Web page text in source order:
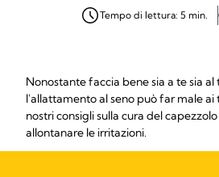
Tempo di lettura: 5 min.
Nonostante faccia bene sia a te sia
l'allattamento al seno può far male ai
nostri consigli sulla cura del
allontanare le irritazioni.